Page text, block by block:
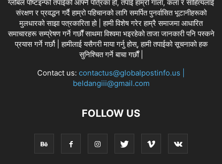
ग्लोबल पोष्टइन्फो तपाईको आफ्नै पत्रिका हो, तपाई हाम्रो गाला, कला र साहित्यलाई
संरक्षण र प्रवद्धन गर्दै हाम्रो पहिचानको लागि समर्पित पुनर्वासित भूटानीहरूको
मुलधारको साझा पत्रकारिता हो | हामी विशेष गरेर हाम्रै समाजमा आधारित
समाचारहरू सम्प्रेषण गर्ने गर्छौं साथमा विश्वमा भइरहेको ताजा जानकारी पनि पस्कने
प्रयास गर्ने गर्छौ | हामीलाई यसैगरी माया गर्नु होस्, हामी तपाईको सूचनाको हक
सुनिश्चित गर्ने बाचा गर्छौं |
Contact us: contactus@globalpostinfo.us |
beldangiii@gmail.com
FOLLOW US